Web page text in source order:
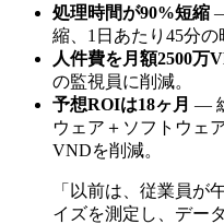
処理時間が90%短縮
縮、1日あたり45分の
人件費を月額2500万
の監視員に削減。
予想ROIは18ヶ月 —
ウェア＋ソフトウェ
VNDを削減。
「以前は、従業員が
イズを測定し、デー